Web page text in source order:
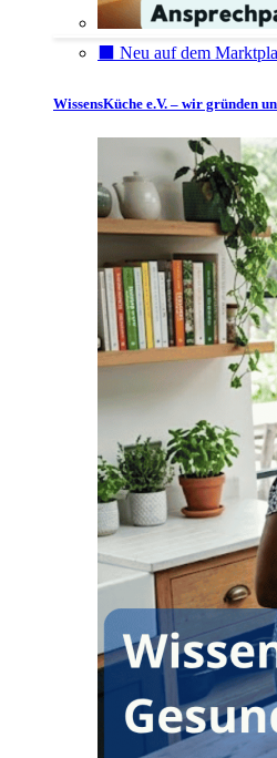
⬛️ Neu auf dem
WissensKüche e.V. – wir gründen